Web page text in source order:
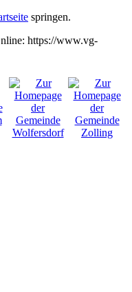
springen.
https://www.vg-